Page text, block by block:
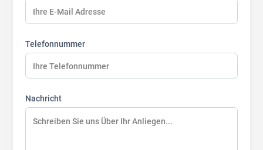
Telefonnummer
Nachricht